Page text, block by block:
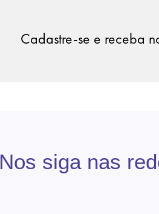
Cadastre-se e receba
Nos siga nas